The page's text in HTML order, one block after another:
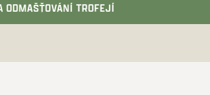
ODMAŠŤOVÁNÍ TROFEJÍ